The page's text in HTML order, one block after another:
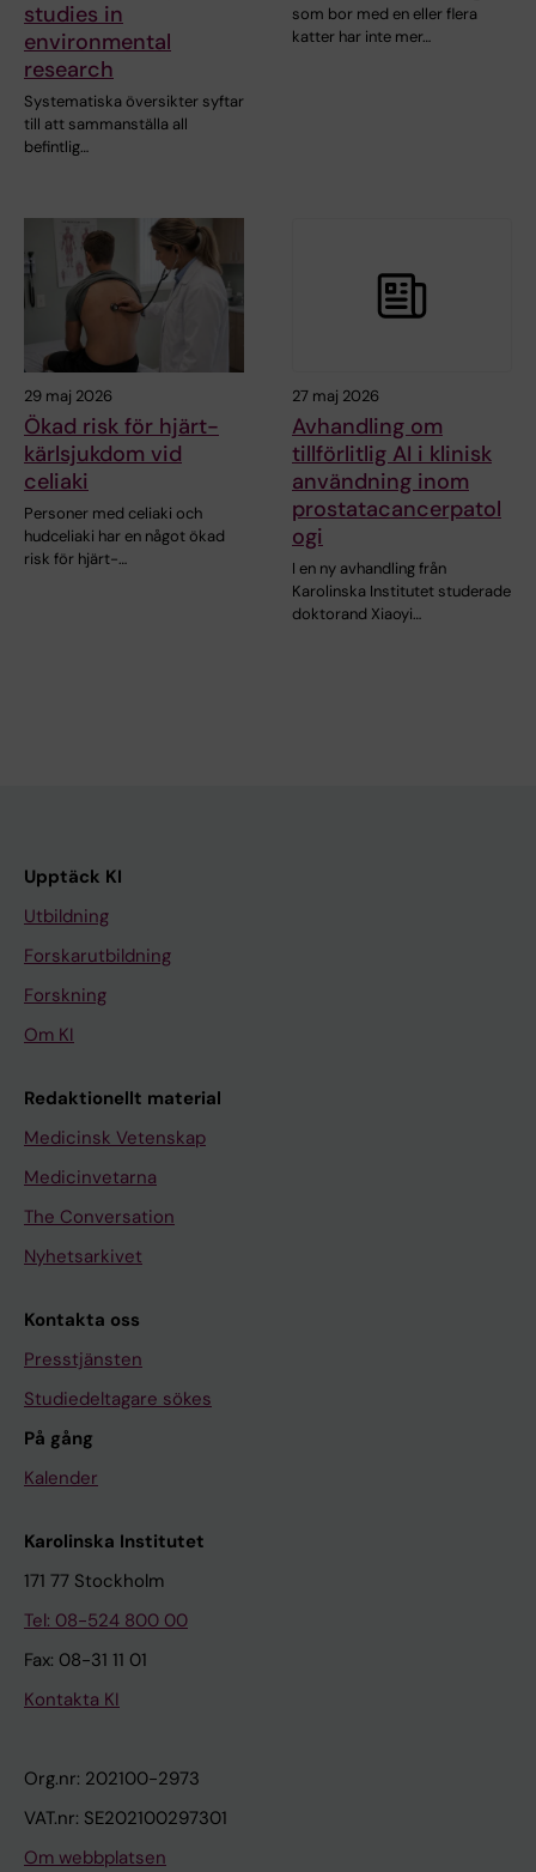
studies in
environmental
research
Systematiska översikter syftar
till att sammanställa all
befintlig…
som bor med en eller flera
katter har inte mer…
29 maj 2026
Ökad risk för hjärt-
kärlsjukdom vid
celiaki
Personer med celiaki och
hudceliaki har en något ökad
risk för hjärt-…
27 maj 2026
Avhandling om
tillförlitlig AI i klinisk
användning inom
prostatacancerpatol
ogi
I en ny avhandling från
Karolinska Institutet studerade
doktorand Xiaoyi…
Upptäck KI
Utbildning
Forskarutbildning
Forskning
Om KI
Redaktionellt material
Medicinsk Vetenskap
Medicinvetarna
The Conversation
Nyhetsarkivet
Kontakta oss
Presstjänsten
Studiedeltagare sökes
På gång
Kalender
Karolinska Institutet
171 77 Stockholm
Tel: 08-524 800 00
Fax: 08-31 11 01
Kontakta KI
Org.nr: 202100-2973
VAT.nr: SE202100297301
Om webbplatsen